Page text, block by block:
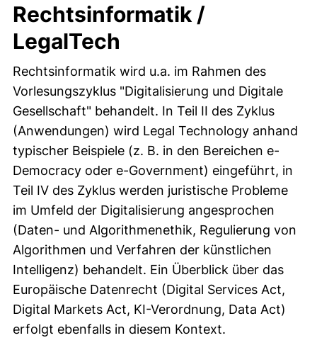
Rechtsinformatik /
LegalTech
Rechtsinformatik wird u.a. im Rahmen des
Vorlesungszyklus "Digitalisierung und Digitale
Gesellschaft" behandelt. In Teil II des Zyklus
(Anwendungen) wird Legal Technology anhand
typischer Beispiele (z. B. in den Bereichen e-
Democracy oder e-Government) eingeführt, in
Teil IV des Zyklus werden juristische Probleme
im Umfeld der Digitalisierung angesprochen
(Daten- und Algorithmenethik, Regulierung von
Algorithmen und Verfahren der künstlichen
Intelligenz) behandelt. Ein Überblick über das
Europäische Datenrecht (Digital Services Act,
Digital Markets Act, KI-Verordnung, Data Act)
erfolgt ebenfalls in diesem Kontext.